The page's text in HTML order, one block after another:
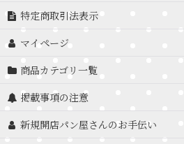
特定商取引法表示
マイページ
商品カテゴリ一覧
掲載事項の注意
新規開店パン屋さんのお手伝い